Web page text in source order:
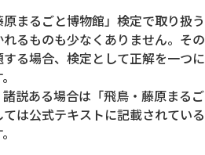
まるごと博物館」検定で取り扱
ものも少なくありません。そ
場合、検定として正解を一つ
ある場合は「飛鳥・藤原まる
公式テキストに記載されてい